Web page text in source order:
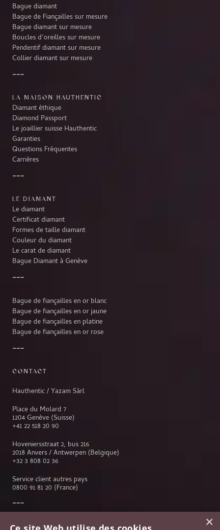
Bague diamant
Bague de Fiançailles sur mesure
Bague diamant sur mesure
Boucles d’oreilles sur mesure
Pendentif diamant sur mesure
Collier diamant sur mesure
LA MAISON HAUTHENTIC
Diamant éthique
Diamond Passport
Le joaillier suisse Hauthentic
Garanties
Questions Fréquentes
Carrières
LE DIAMANT
Le diamant
Certificat diamant
Formes de taille diamant
Couleur du diamant
Le carat de diamant
Bague Diamant à Genève
Bague de fiançailles en or blanc
Bague de fiançailles en or jaune
Bague de fiançailles en platine
Bague de fiançailles en or rose
CONTACT
Hauthentic / Yazam Sàrl
Place du Molard 7
1204 Genève (Suisse)
+41 22 518 20 90
Hoveniersstraat 2, bus 216
2018 Anvers / Antwerpen (Belgique)
+32 3 808 02 36
Service client autres pays
0800 91 81 20 (France)
Service client ×